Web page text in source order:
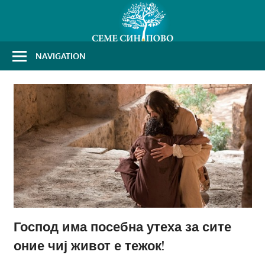
NAVIGATION
Господ има посебна утеха за сите
оние чиј живот е тежок!